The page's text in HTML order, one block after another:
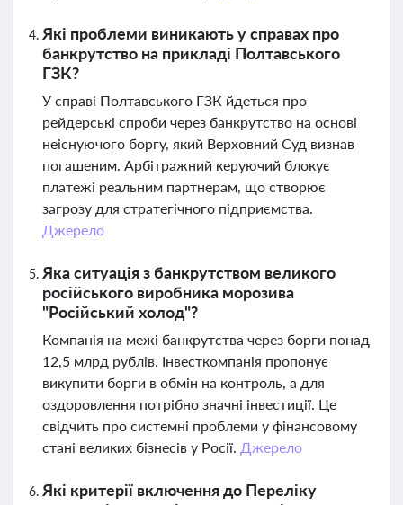
Які проблеми виникають у справах про
банкрутство на прикладі Полтавського
ГЗК?
У справі Полтавського ГЗК йдеться про
рейдерські спроби через банкрутство на основі
неіснуючого боргу, який Верховний Суд визнав
погашеним. Арбітражний керуючий блокує
платежі реальним партнерам, що створює
загрозу для стратегічного підприємства.
Джерело
Яка ситуація з банкрутством великого
російського виробника морозива
"Російський холод"?
Компанія на межі банкрутства через борги понад
12,5 млрд рублів. Інвесткомпанія пропонує
викупити борги в обмін на контроль, а для
оздоровлення потрібно значні інвестиції. Це
свідчить про системні проблеми у фінансовому
стані великих бізнесів у Росії. Джерело
Які критерії включення до Переліку